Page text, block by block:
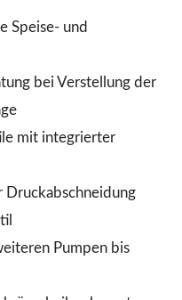
Speise- und
bei Verstellung der
mit integrierter
Druckabschneidung
Pumpen bis